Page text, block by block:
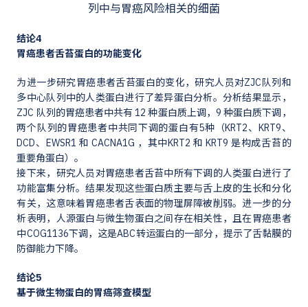
列中与胃癌风险相关的细菌
结论4
胃癌患者舌苔蛋白的功能变化
为进一步研究胃癌患者舌苔蛋白的变化，研究人员对ZJC队列和
多中心队列中的人类蛋白进行了差异蛋白分析。分析结果显示，
ZJC 队列的胃癌患者中共有 12 种蛋白质上调，9 种蛋白质下调，
两个队列的胃癌患者中共同下调的蛋白有5种（KRT2、KRT9、
DCD、EWSR1 和 CACNA1G ，其中KRT2 和 KRT9 是构成舌苔的
重要角蛋白）。
接下来，研究人员对胃癌患者舌苔中所有下调的人类蛋白进行了
功能富集分析。结果发现这些蛋白质主要与舌上皮的生长和分化
有关，这意味着胃癌患者舌表面的物理屏障被削弱。进一步的分
析表明，人源蛋白与微生物蛋白之间存在相关性，且在胃癌患者
中COG1136下调，这是ABC转运蛋白的一部分，提示了舌黏膜的
防御能力下降。
结论5
基于微生物蛋白的胃癌筛查模型